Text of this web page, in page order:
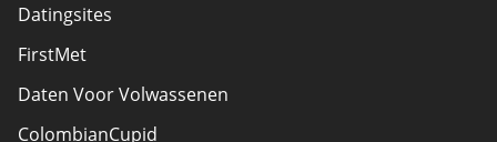
Datingsites
FirstMet
Daten Voor Volwassenen
ColombianCupid